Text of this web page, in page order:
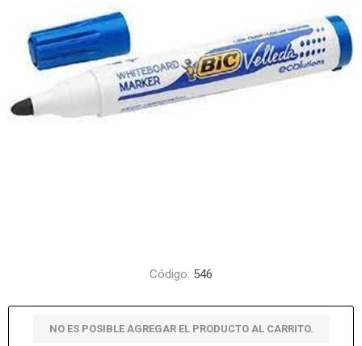
Código: 546
NO ES POSIBLE AGREGAR EL PRODUCTO AL CARRITO.